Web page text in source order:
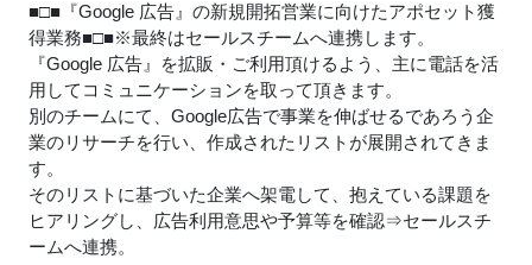
■□■『Google 広告』の新規開拓営業に向けたアポセット獲
得業務■□■※最終はセールスチームへ連携します。
『Google 広告』を拡販・ご利用頂けるよう、主に電話を活
用してコミュニケーションを取って頂きます。
別のチームにて、Google広告で事業を伸ばせるであろう企
業のリサーチを行い、作成されたリストが展開されてきま
す。
そのリストに基づいた企業へ架電して、抱えている課題を
ヒアリングし、広告利用意思や予算等を確認⇒セールスチ
ームへ連携。